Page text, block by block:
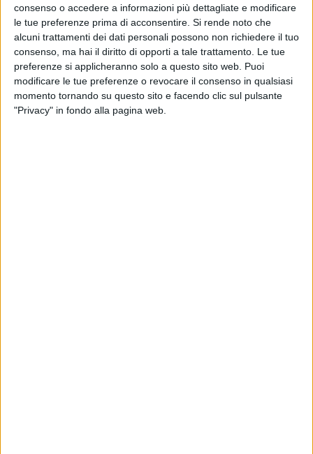
consenso o accedere a informazioni più dettagliate e modificare
le tue preferenze prima di acconsentire. Si rende noto che
alcuni trattamenti dei dati personali possono non richiedere il tuo
consenso, ma hai il diritto di opporti a tale trattamento. Le tue
preferenze si applicheranno solo a questo sito web. Puoi
modificare le tue preferenze o revocare il consenso in qualsiasi
momento tornando su questo sito e facendo clic sul pulsante
"Privacy" in fondo alla pagina web.
(Mauro)Che ricordo hai della tua prima volta al
Festival?“È stata bellissima. Quando la rivivo, rivedo
il viaggio con mio padre, io con la febbre e Pippo
Baudo che ha creduto in me fin dall'inizio. Quando
quest'anno ho cantato sul palco dell'Ariston ho
rivissuto quel momento: è stato molto emozionante